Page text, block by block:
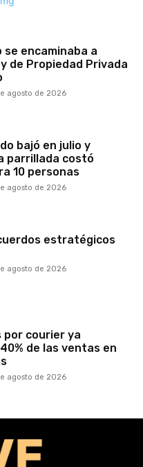
se encaminaba a
de Propiedad Privada
agosto de 2026
bajó en julio y
parrillada costó
10 personas
agosto de 2026
estratégicos
agosto de 2026
por courier ya
de las ventas en
agosto de 2026